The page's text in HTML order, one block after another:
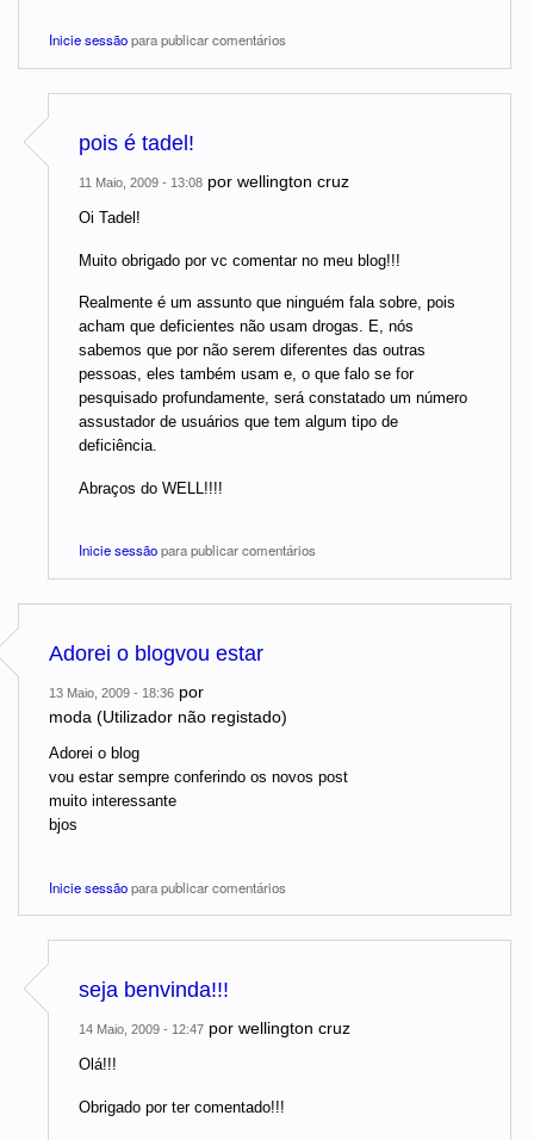
Inicie sessãopara publicar comentários
pois é tadel!
11 Maio, 2009 - 13:08 por wellington cruz
Oi Tadel!
Muito obrigado por vc comentar no meu blog!!!
Realmente é um assunto que ninguém fala sobre, pois
acham que deficientes não usam drogas. E, nós
sabemos que por não serem diferentes das outras
pessoas, eles também usam e, o que falo se for
pesquisado profundamente, será constatado um número
assustador de usuários que tem algum tipo de
deficiência.
Abraços do WELL!!!!
Inicie sessãopara publicar comentários
Adorei o blogvou estar
13 Maio, 2009 - 18:36 por
moda (Utilizador não registado)
Adorei o blog
vou estar sempre conferindo os novos post
muito interessante
bjos
Inicie sessãopara publicar comentários
seja benvinda!!!
14 Maio, 2009 - 12:47 por wellington cruz
Olá!!!
Obrigado por ter comentado!!!